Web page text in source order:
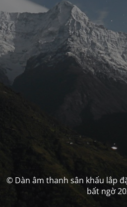
© Dàn âm thanh sân khấu lắp
bất ngờ